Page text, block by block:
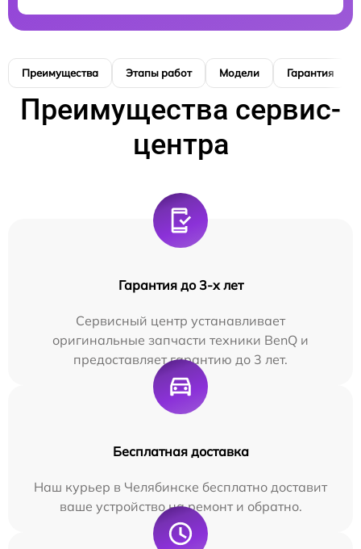
Преимущества Этапы работ Модели Гарантия
Преимущества сервис-
центра
Гарантия до 3-х лет
Сервисный центр устанавливает
оригинальные запчасти техники BenQ и
предоставляет гарантию до 3 лет.
Бесплатная доставка
Наш курьер в Челябинске бесплатно доставит
ваше устройство на ремонт и обратно.